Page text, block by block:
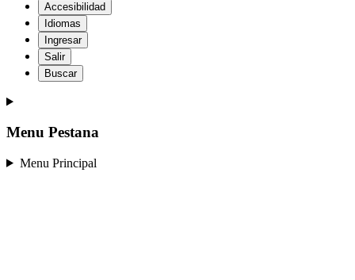
Accesibilidad
Idiomas
Ingresar
Salir
Buscar
Menu Pestana
Menu Principal